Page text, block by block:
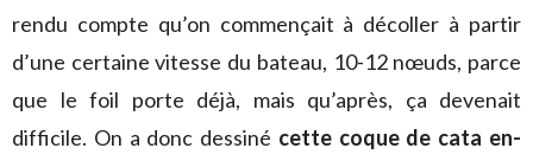
rendu compte qu’on commençait à décoller à partir
d’une certaine vitesse du bateau, 10-12 nœuds, parce
que le foil porte déjà, mais qu’après, ça devenait
difficile. On a donc dessiné cette coque de cata en-